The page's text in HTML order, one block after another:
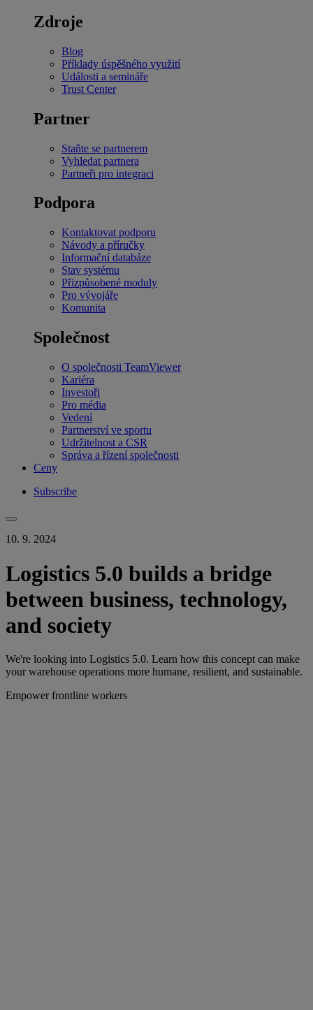
Zdroje
Blog
Příklady úspěšného využití
Události a semináře
Trust Center
Partner
Staňte se partnerem
Vyhledat partnera
Partneři pro integraci
Podpora
Kontaktovat podporu
Návody a příručky
Informační databáze
Stav systému
Přizpůsobené moduly
Pro vývojáře
Komunita
Společnost
O společnosti TeamViewer
Kariéra
Investoři
Pro média
Vedení
Partnerství ve sportu
Udržitelnost a CSR
Správa a řízení společnosti
Ceny
Subscribe
10. 9. 2024
Logistics 5.0 builds a bridge
between business, technology,
and society
We're looking into Logistics 5.0. Learn how this concept can make
your warehouse operations more humane, resilient, and sustainable.
Empower frontline workers